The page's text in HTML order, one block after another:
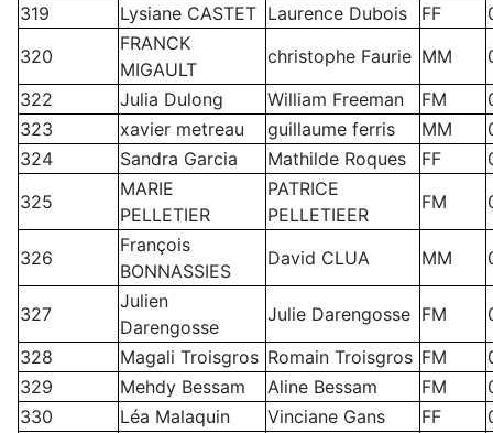
319
Lysiane CASTET Laurence Dubois FF
320
FRANCK
MIGAULT
christophe Faurie MM
322
Julia Dulong William Freeman FM
323
xavier metreau guillaume ferris MM
324
Sandra Garcia Mathilde Roques FF
325
MARIE
PELLETIER
PATRICE
PELLETIEER
FM
326
François
BONNASSIES
David CLUA MM
327
Julien
Darengosse
Julie Darengosse FM
328
Magali Troisgros Romain Troisgros FM
329
Mehdy Bessam Aline Bessam FM
330
Léa Malaquin Vinciane Gans FF